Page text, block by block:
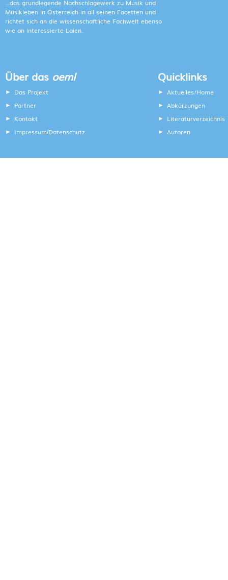
...das grundlegende Nachschlagewerk zu Musik und
Musikleben in Österreich in all seinen Facetten und
richtet sich an die wissenschaftliche Fachwelt ebenso
wie an interessierte Laien.
Über das oeml
Das Projekt
Partner
Kontakt
Impressum/Datenschutz
Quicklinks
Aktuelles/Home
Abkürzungen
Literaturverzeichnis
Autoren